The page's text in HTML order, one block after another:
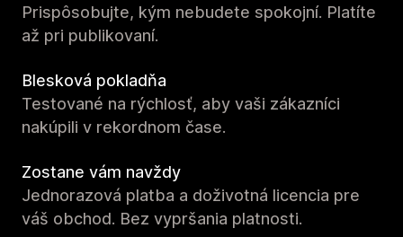
Prispôsobujte, kým nebudete spokojní. Platíte
až pri publikovaní.
Blesková pokladňa
Testované na rýchlosť, aby vaši zákazníci
nakúpili v rekordnom čase.
Zostane vám navždy
Jednorazová platba a doživotná licencia pre
váš obchod. Bez vypršania platnosti.